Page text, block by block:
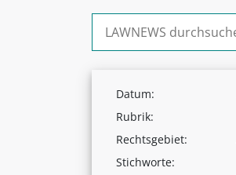
Datum:
Rubrik:
Rechtsgebiet:
Stichworte: